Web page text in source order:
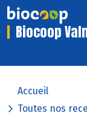
Biocoop
Accueil
Toutes nos